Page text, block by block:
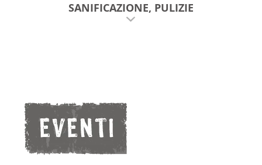
SANIFICAZIONE, PULIZIE